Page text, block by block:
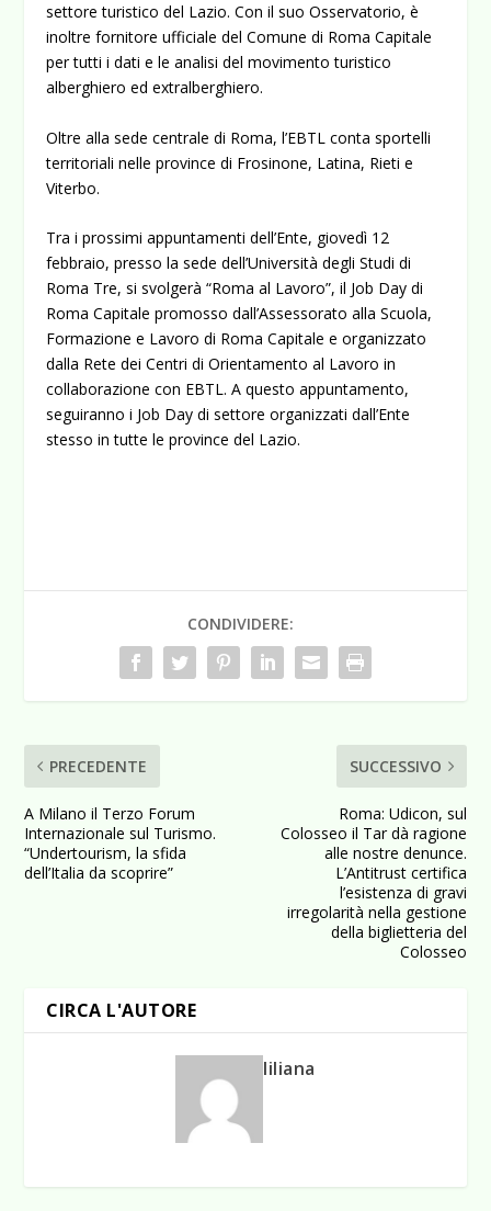
settore turistico del Lazio. Con il suo Osservatorio, è
inoltre fornitore ufficiale del Comune di Roma Capitale
per tutti i dati e le analisi del movimento turistico
alberghiero ed extralberghiero.
Oltre alla sede centrale di Roma, l’EBTL conta sportelli
territoriali nelle province di Frosinone, Latina, Rieti e
Viterbo.
Tra i prossimi appuntamenti dell’Ente, giovedì 12
febbraio, presso la sede dell’Università degli Studi di
Roma Tre, si svolgerà “Roma al Lavoro”, il Job Day di
Roma Capitale promosso dall’Assessorato alla Scuola,
Formazione e Lavoro di Roma Capitale e organizzato
dalla Rete dei Centri di Orientamento al Lavoro in
collaborazione con EBTL. A questo appuntamento,
seguiranno i Job Day di settore organizzati dall’Ente
stesso in tutte le province del Lazio.
CONDIVIDERE:
PRECEDENTE
A Milano il Terzo Forum
Internazionale sul Turismo.
“Undertourism, la sfida
dell’Italia da scoprire”
SUCCESSIVO
Roma: Udicon, sul
Colosseo il Tar dà ragione
alle nostre denunce.
L’Antitrust certifica
l’esistenza di gravi
irregolarità nella gestione
della biglietteria del
Colosseo
CIRCA L'AUTORE
liliana